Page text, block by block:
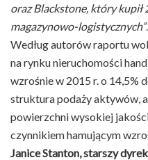
oraz Blackstone, który kupił
magazynowo-logistycznych”.
Według autorów raportu
na rynku nieruchomości
wzrośnie w 2015 r. o 14,5%
struktura podaży aktywów,
powierzchni wysokiej
czynnikiem hamującym
Janice Stanton, starszy